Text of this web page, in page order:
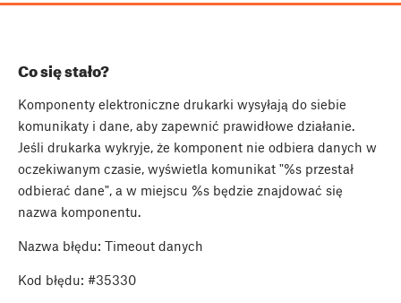
Co się stało?
Komponenty elektroniczne drukarki wysyłają do siebie
komunikaty i dane, aby zapewnić prawidłowe działanie.
Jeśli drukarka wykryje, że komponent nie odbiera danych w
oczekiwanym czasie, wyświetla komunikat "%s przestał
odbierać dane", a w miejscu %s będzie znajdować się
nazwa komponentu.
Nazwa błędu: Timeout danych
Kod błędu: #35330